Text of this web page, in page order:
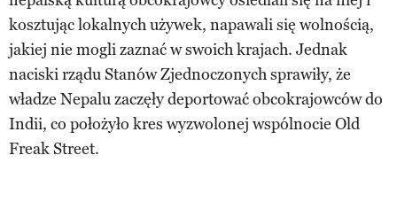
kosztując lokalnych używek, napawali się wolnością,
jakiej nie mogli zaznać w swoich krajach. Jednak
naciski rządu Stanów Zjednoczonych sprawiły, że
władze Nepalu zaczęły deportować obcokrajowców do
Indii, co położyło kres wyzwolonej wspólnocie Old
Freak Street.